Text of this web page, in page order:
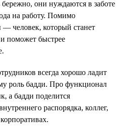
они нуждаются в заботе
на работу. Помимо
человек, который станет
поможет быстрее
всегда хорошо ладит
роль бадди. Про функционал
а бадди поделится
распорядка, коллег,